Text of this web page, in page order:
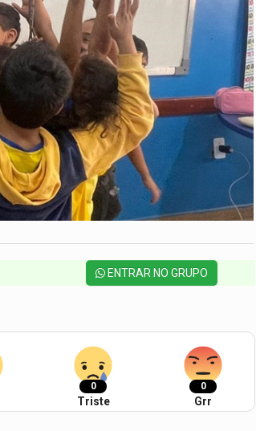
ENTRAR NO GRUPO
0
Triste
0
Grr